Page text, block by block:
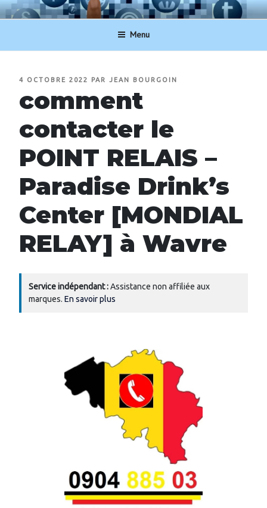
Aller
au
principal
NUMERO-SERVICECLIENT.BE
Menu
PUBLIÉ
4 OCTOBRE 2022 PAR JEAN BOURGOIN
comment
contacter le
POINT RELAIS –
Paradise Drink’s
Center [MONDIAL
RELAY] à Wavre
Service indépendant :Assistance non affiliée aux
marques. En savoir plus